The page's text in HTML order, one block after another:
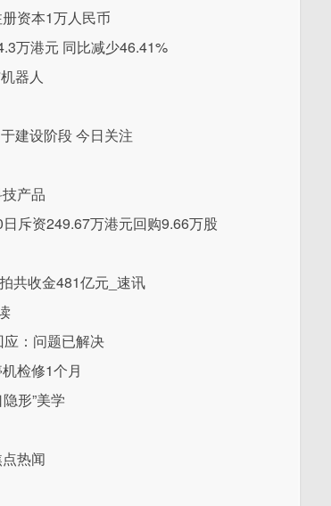
资本1万人民币
万港元 同比减少46.41%
器人
建设阶段 今日关注
产品
斥资249.67万港元回购9.66万股
共收金481亿元_速讯
应：问题已解决
检修1个月
形”美学
热闻